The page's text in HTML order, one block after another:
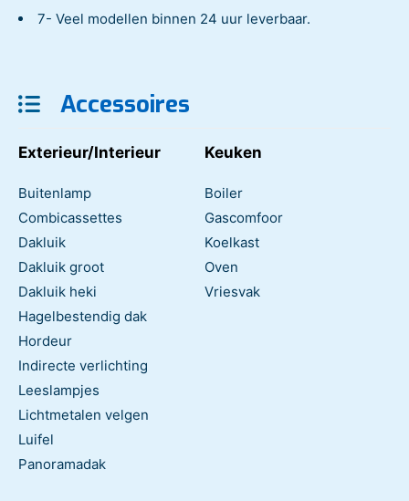
7- Veel modellen binnen 24 uur leverbaar.
Accessoires
Exterieur/Interieur
Buitenlamp
Combicassettes
Dakluik
Dakluik groot
Dakluik heki
Hagelbestendig dak
Hordeur
Indirecte verlichting
Leeslampjes
Lichtmetalen velgen
Luifel
Panoramadak
Keuken
Boiler
Gascomfoor
Koelkast
Oven
Vriesvak